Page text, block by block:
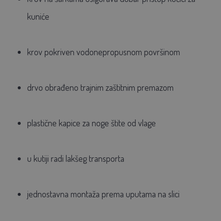
kuniće
krov pokriven vodonepropusnom površinom
drvo obrađeno trajnim zaštitnim premazom
plastične kapice za noge štite od vlage
u kutiji radi lakšeg transporta
jednostavna montaža prema uputama na slici